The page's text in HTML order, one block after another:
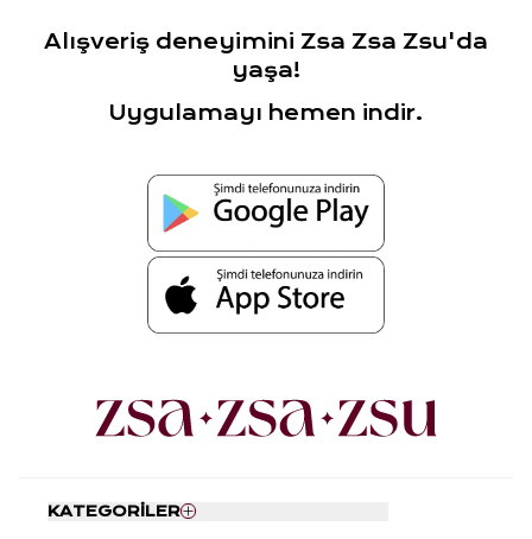
Alışveriş deneyimini Zsa Zsa Zsu'da
yaşa!
Uygulamayı hemen indir.
KATEGORİLER